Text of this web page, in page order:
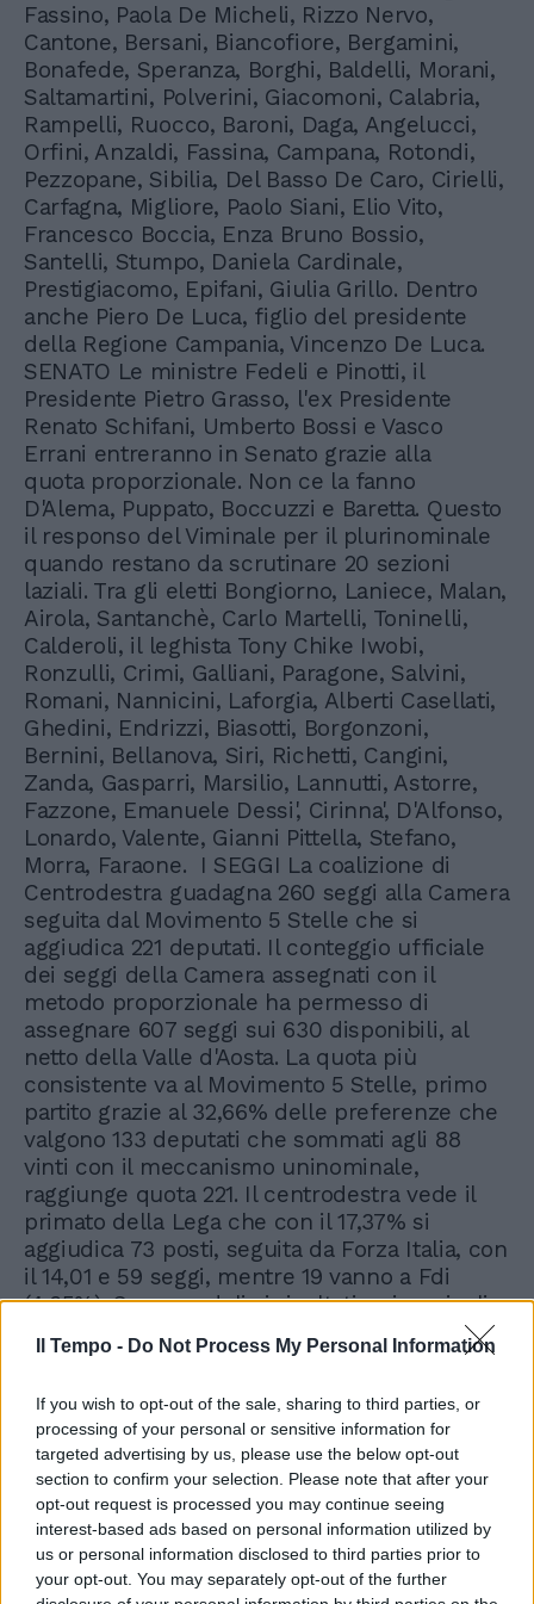
Il Tempo - Do Not Process My Personal Information
If you wish to opt-out of the sale, sharing to third parties, or
processing of your personal or sensitive information for
targeted advertising by us, please use the below opt-out
section to confirm your selection. Please note that after your
opt-out request is processed you may continue seeing
interest-based ads based on personal information utilized by
us or personal information disclosed to third parties prior to
your opt-out. You may separately opt-out of the further
Fassino, Paola De Micheli, Rizzo Nervo,
Cantone, Bersani, Biancofiore, Bergamini,
Bonafede, Speranza, Borghi, Baldelli, Morani,
Saltamartini, Polverini, Giacomoni, Calabria,
Rampelli, Ruocco, Baroni, Daga, Angelucci,
Orfini, Anzaldi, Fassina, Campana, Rotondi,
Pezzopane, Sibilia, Del Basso De Caro, Cirielli,
Carfagna, Migliore, Paolo Siani, Elio Vito,
Francesco Boccia, Enza Bruno Bossio,
Santelli, Stumpo, Daniela Cardinale,
Prestigiacomo, Epifani, Giulia Grillo. Dentro
anche Piero De Luca, figlio del presidente
della Regione Campania, Vincenzo De Luca.
SENATO Le ministre Fedeli e Pinotti, il
Presidente Pietro Grasso, l'ex Presidente
Renato Schifani, Umberto Bossi e Vasco
Errani entreranno in Senato grazie alla
quota proporzionale. Non ce la fanno
D'Alema, Puppato, Boccuzzi e Baretta. Questo
il responso del Viminale per il plurinominale
quando restano da scrutinare 20 sezioni
laziali. Tra gli eletti Bongiorno, Laniece, Malan,
Airola, Santanchè, Carlo Martelli, Toninelli,
Calderoli, il leghista Tony Chike Iwobi,
Ronzulli, Crimi, Galliani, Paragone, Salvini,
Romani, Nannicini, Laforgia, Alberti Casellati,
Ghedini, Endrizzi, Biasotti, Borgonzoni,
Bernini, Bellanova, Siri, Richetti, Cangini,
Zanda, Gasparri, Marsilio, Lannutti, Astorre,
Fazzone, Emanuele Dessi', Cirinna', D'Alfonso,
Lonardo, Valente, Gianni Pittella, Stefano,
Morra, Faraone. I SEGGI La coalizione di
Centrodestra guadagna 260 seggi alla Camera
seguita dal Movimento 5 Stelle che si
aggiudica 221 deputati. Il conteggio ufficiale
dei seggi della Camera assegnati con il
metodo proporzionale ha permesso di
assegnare 607 seggi sui 630 disponibili, al
netto della Valle d'Aosta. La quota più
consistente va al Movimento 5 Stelle, primo
partito grazie al 32,66% delle preferenze che
valgono 133 deputati che sommati agli 88
vinti con il meccanismo uninominale,
raggiunge quota 221. Il centrodestra vede il
primato della Lega che con il 17,37% si
aggiudica 73 posti, seguita da Forza Italia, con
il 14,01 e 59 seggi, mentre 19 vanno a Fdi
(4,35%). Sommandoli ai risultati uninominali,
il centrodestra conta 260 deputati. Per il
centrosinistra il Pd, in base al 18,7% dei voti
seggi per Svp, nessuno invece dalla
ripartizione proporzionale per +Europa, Civica
popolare e Insieme. Il conteggio totale del
centrosinistra, con i 24 collegi uninominali, è
di 112 deputati.